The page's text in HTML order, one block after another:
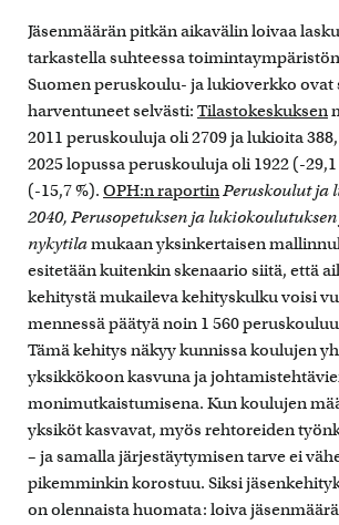
Jäsenmäärän pitkän aikavälin loivaa
tarkastella suhteessa
Suomen peruskoulu- ja lukioverkko ovat
harventuneet selvästi: Tilastokeskuksen
2011 peruskouluja oli 2709 ja lukioita
2025 lopussa peruskouluja oli 1922 (-
(-15,7 %). OPH:n raportinPeruskoulut ja
2040, Perusopetuksen ja
nykytilamukaan yksinkertaisen
esitetään kuitenkin skenaario siitä, että
kehitystä mukaileva kehityskulku voisi
mennessä päätyä noin 1 560
Tämä kehitys näkyy kunnissa koulujen
yksikkökoon kasvuna ja
monimutkaistumisena. Kun koulujen
yksiköt kasvavat, myös rehtoreiden
– ja samalla järjestäytymisen tarve ei
pikemminkin korostuu. Siksi
on olennaista huomata: loiva